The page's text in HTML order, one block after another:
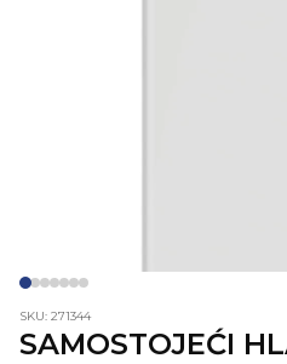
SKU: 271344
SAMOSTOJEĆI